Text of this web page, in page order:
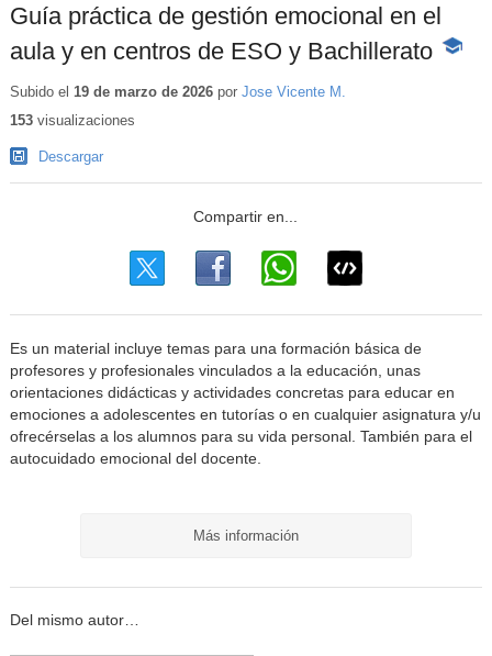
Guía práctica de gestión emocional en el
aula y en centros de ESO y Bachillerato -
Subido el 19 de marzo de 2026por Jose Vicente M.
153visualizaciones
Descargar
Es un material incluye temas para una formación básica de
profesores y profesionales vinculados a la educación, unas
orientaciones didácticas y actividades concretas para educar en
emociones a adolescentes en tutorías o en cualquier asignatura y/u
ofrecérselas a los alumnos para su vida personal. También para el
autocuidado emocional del docente.
Más información
Del mismo autor…